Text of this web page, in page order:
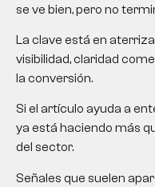
se ve bien, pero no
La clave está en
visibilidad, claridad
la conversión.
Si el artículo ayuda a
ya está haciendo más
del sector.
Señales que suelen